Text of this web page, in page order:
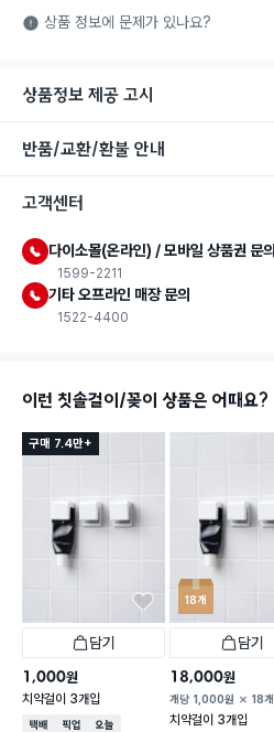
상품 정보에 문제가 있나요?
상품정보 제공 고시
반품/교환/환불 안내
고객센터
다이소몰(온라인) / 모바일 상품권 문의
1599-2211
기타 오프라인 매장 문의
1522-4400
이런 칫솔걸이/꽂이 상품은 어때요?
구매 7.4만+
담기
1,000원
치약걸이 3개입
택배배송매장픽업오늘배송
18개
담기
18,000원
개당 1,000원 18개
치약걸이 3개입